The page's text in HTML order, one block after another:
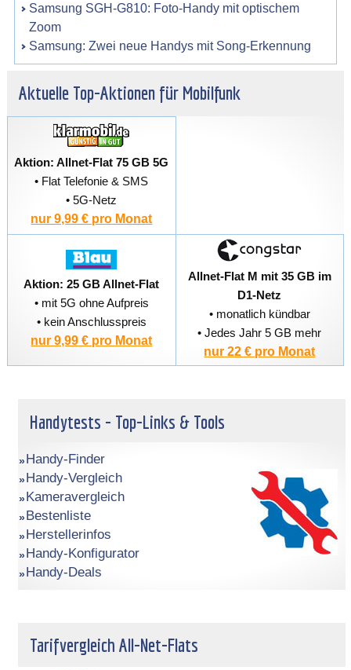
Samsung SGH-G810: Foto-Handy mit optischem
Zoom
Samsung: Zwei neue Handys mit Song-Erkennung
Aktuelle Top-Aktionen für Mobilfunk
Aktion: Allnet-Flat 75 GB 5G
• Flat Telefonie & SMS
• 5G-Netz
nur 9,99 € pro Monat
Aktion: 25 GB Allnet-Flat
• mit 5G ohne Aufpreis
• kein Anschlusspreis
nur 9,99 € pro Monat
Allnet-Flat M mit 35 GB im
D1-Netz
• monatlich kündbar
• Jedes Jahr 5 GB mehr
nur 22 € pro Monat
Handytests - Top-Links & Tools
Handy-Finder
Handy-Vergleich
Kameravergleich
Bestenliste
Herstellerinfos
Handy-Konfigurator
Handy-Deals
Tarifvergleich All-Net-Flats